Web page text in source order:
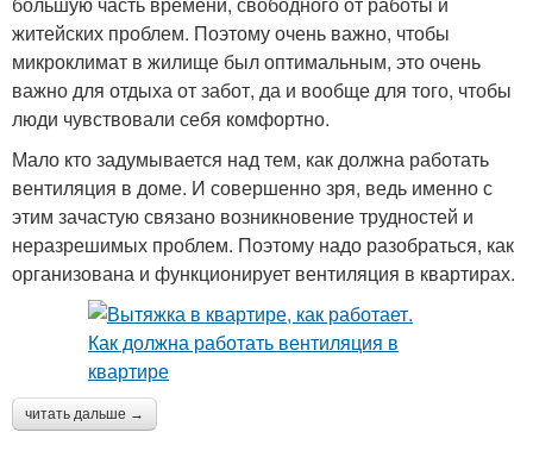
житейских проблем. Поэтому очень важно, чтобы
микроклимат в жилище был оптимальным, это очень
важно для отдыха от забот, да и вообще для того, чтобы
люди чувствовали себя комфортно.
Мало кто задумывается над тем, как должна работать
вентиляция в доме. И совершенно зря, ведь именно с
этим зачастую связано возникновение трудностей и
неразрешимых проблем. Поэтому надо разобраться, как
организована и функционирует вентиляция в квартирах.
читать дальше →